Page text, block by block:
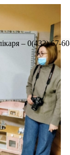
– 0(432) 67-